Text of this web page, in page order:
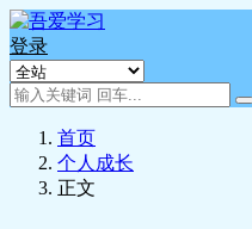
登录
首页
个人成长
正文